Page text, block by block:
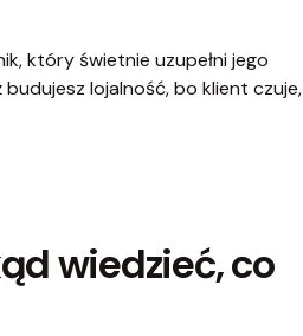
który świetnie uzupełni jego
lojalność, bo klient czuje,
wiedzieć, co